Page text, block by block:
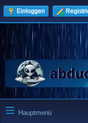
Einloggen
Hauptmenü